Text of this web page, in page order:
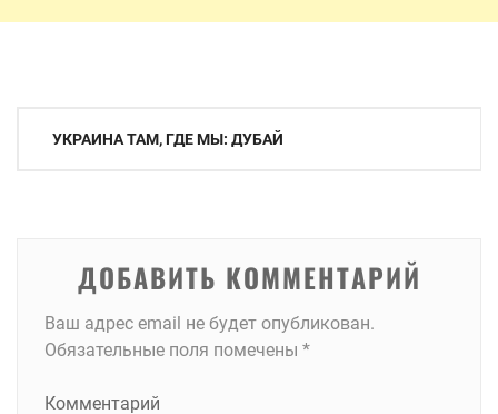
Навигация
УКРАИНА ТАМ, ГДЕ МЫ: ДУБАЙ
ДОБАВИТЬ КОММЕНТАРИЙ
Ваш адрес email не будет опубликован.
Обязательные поля помечены *
Комментарий